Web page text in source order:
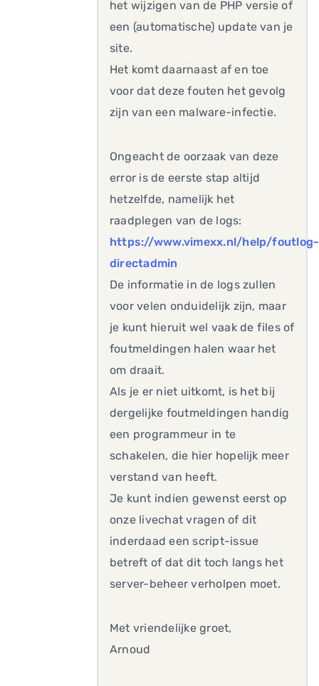
het wijzigen van de PHP versie of
een (automatische) update van je
site.
Het komt daarnaast af en toe
voor dat deze fouten het gevolg
zijn van een malware-infectie.
Ongeacht de oorzaak van deze
error is de eerste stap altijd
hetzelfde, namelijk het
raadplegen van de logs:
https://www.vimexx.nl/help/foutlog-
directadmin
De informatie in de logs zullen
voor velen onduidelijk zijn, maar
je kunt hieruit wel vaak de files of
foutmeldingen halen waar het
om draait.
Als je er niet uitkomt, is het bij
dergelijke foutmeldingen handig
een programmeur in te
schakelen, die hier hopelijk meer
verstand van heeft.
Je kunt indien gewenst eerst op
onze livechat vragen of dit
inderdaad een script-issue
betreft of dat dit toch langs het
server-beheer verholpen moet.
Met vriendelijke groet,
Arnoud